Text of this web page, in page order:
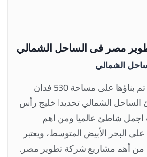
مصر فى الساحل الشمالي
الشمالي
هي قرية سياحية تم بناؤها على مساحة 530 فدان
الشمالي تحديدا خليج رأس
اجمل شاطئ عالميا ومن اهم
على البحر الأبيض المتوسط، ويعتبر
من أهم مشاريع شركة تطوير مصر.